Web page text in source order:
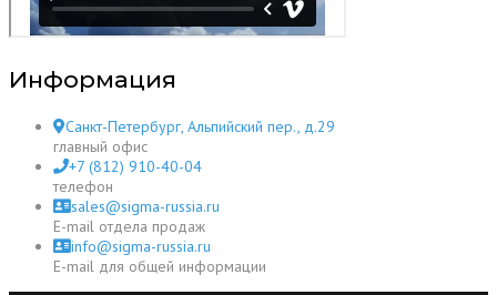
Информация
Санкт-Петербург, Альпийский пер., д.29
главный офис
+7 (812) 910-40-04
телефон
sales@sigma-russia.ru
E-mail отдела продаж
info@sigma-russia.ru
E-mail для общей информации